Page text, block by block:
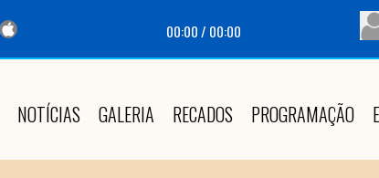
00:00/ 00:00
NOTÍCIAS GALERIA RECADOS PROGRAMAÇÃO